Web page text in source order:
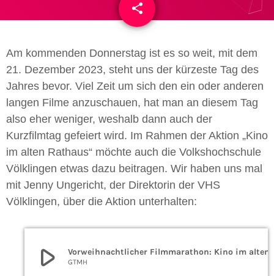
share
email
Am kommenden Donnerstag ist es so weit, mit dem
21. Dezember 2023, steht uns der kürzeste Tag des
Jahres bevor. Viel Zeit um sich den ein oder anderen
langen Filme anzuschauen, hat man an diesem Tag
also eher weniger, weshalb dann auch der
Kurzfilmtag gefeiert wird. Im Rahmen der Aktion „Kino
im alten Rathaus“ möchte auch die Volkshochschule
Völklingen etwas dazu beitragen. Wir haben uns mal
mit Jenny Ungericht, der Direktorin der VHS
Völklingen, über die Aktion unterhalten:
play_arrow GTMH